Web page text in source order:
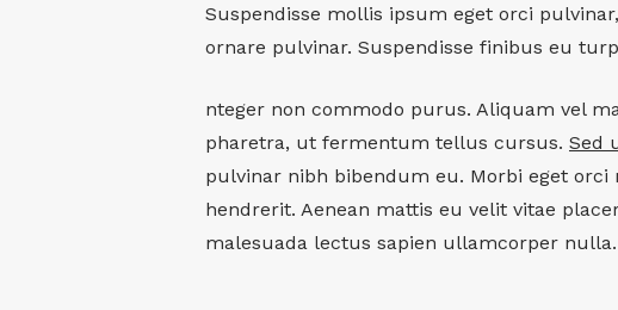
Suspendisse mollis ipsum eget orci
ornare pulvinar. Suspendisse finibus eu
nteger non commodo purus. Aliquam vel
pharetra, ut fermentum tellus cursus. Sed
pulvinar nibh bibendum eu. Morbi eget
hendrerit. Aenean mattis eu velit vitae
malesuada lectus sapien ullamcorper nulla.